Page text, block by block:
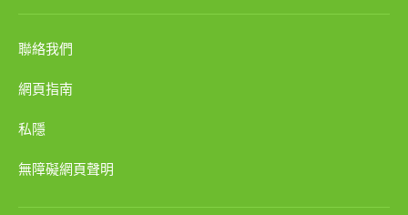
聯絡我們
網頁指南
私隱
無障礙網頁聲明